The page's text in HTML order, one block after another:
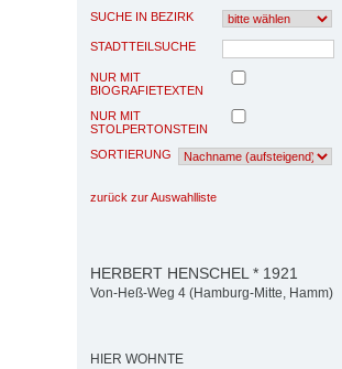
SUCHE IN BEZIRK
STADTTEILSUCHE
NUR MIT
BIOGRAFIETEXTEN
NUR MIT
STOLPERTONSTEIN
SORTIERUNG
zurück zur Auswahlliste
HERBERT HENSCHEL * 1921
Von-Heß-Weg 4 (Hamburg-Mitte, Hamm)
HIER WOHNTE